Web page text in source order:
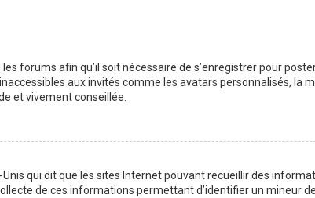
forums afin qu’il soit nécessaire de s’enregistrer pour
aux invités comme les avatars personnalisés, la
et vivement conseillée.
qui dit que les sites Internet pouvant recueillir des
de ces informations permettant d’identifier un mineur